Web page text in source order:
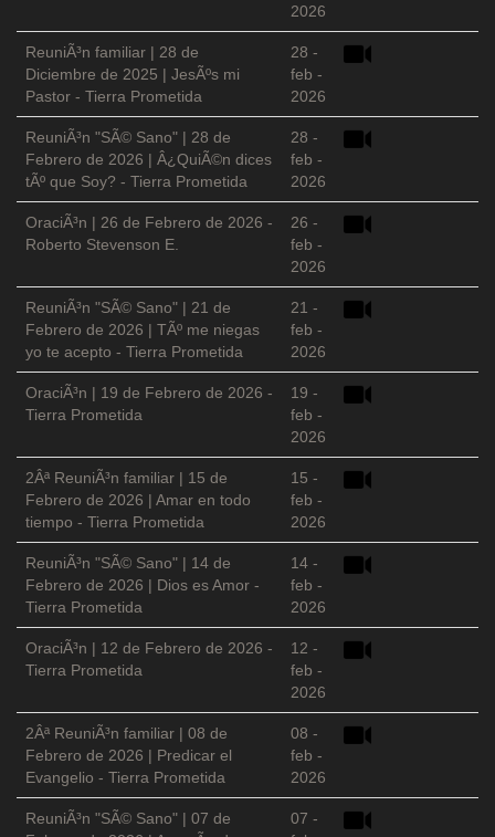
2026
ReuniÃ³n familiar | 28 de
Diciembre de 2025 | JesÃºs mi
Pastor - Tierra Prometida
28 -
feb -
2026
ReuniÃ³n "SÃ© Sano" | 28 de
Febrero de 2026 | Â¿QuiÃ©n dices
tÃº que Soy? - Tierra Prometida
28 -
feb -
2026
OraciÃ³n | 26 de Febrero de 2026 -
Roberto Stevenson E.
26 -
feb -
2026
ReuniÃ³n "SÃ© Sano" | 21 de
Febrero de 2026 | TÃº me niegas
yo te acepto - Tierra Prometida
21 -
feb -
2026
OraciÃ³n | 19 de Febrero de 2026 -
Tierra Prometida
19 -
feb -
2026
2Âª ReuniÃ³n familiar | 15 de
Febrero de 2026 | Amar en todo
tiempo - Tierra Prometida
15 -
feb -
2026
ReuniÃ³n "SÃ© Sano" | 14 de
Febrero de 2026 | Dios es Amor -
Tierra Prometida
14 -
feb -
2026
OraciÃ³n | 12 de Febrero de 2026 -
Tierra Prometida
12 -
feb -
2026
2Âª ReuniÃ³n familiar | 08 de
Febrero de 2026 | Predicar el
Evangelio - Tierra Prometida
08 -
feb -
2026
ReuniÃ³n "SÃ© Sano" | 07 de
07 -